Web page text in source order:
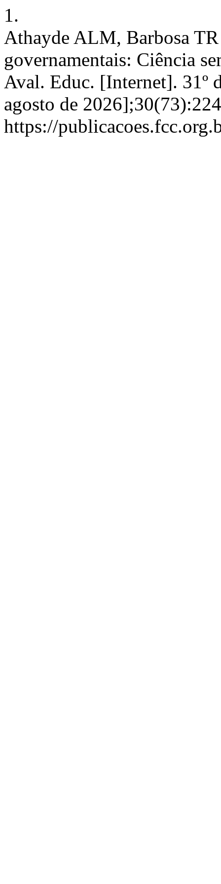
1.
Athayde ALM, Barbosa
governamentais: Ciência
Aval. Educ. [Internet]. 31º
agosto de
https://